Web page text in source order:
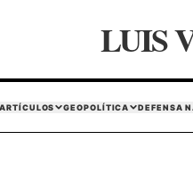
LUIS
ARTÍCULOS GEOPOLÍTICA DEFENSA